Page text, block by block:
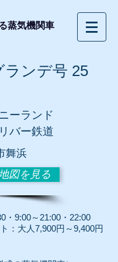
蒸気機関車
ランデ号 25
ーランド
バー鉄道
舞浜
図を見る
・9:00～21:00・22:00
：大人7,900円～9,400円